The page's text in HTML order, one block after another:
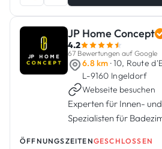
JP Home Concept
4.2
67 Bewertungen auf Google
6.8 km · 10, Route
L-9160 Ingeldorf
Webseite besuchen
Experten für Innen-
Spezialisten für
ÖFFNUNGSZEITENGESCHLOSSEN